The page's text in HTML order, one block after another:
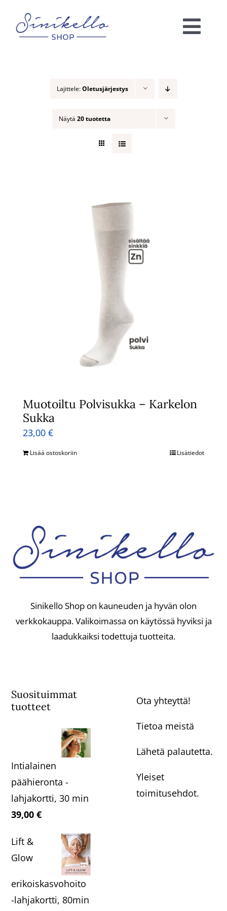
content
Lajittele:Oletusjärjestys
Näytä 20 tuotetta
Muotoiltu Polvisukka – Karkelon
Sukka
23,00 €
Lisää ostoskoriin Lisätiedot
Sinikello Shop on kauneuden ja hyvän olon
verkkokauppa. Valikoimassa on käytössä hyviksi ja
laadukkaiksi todettuja tuotteita.
Suosituimmat
tuotteet
Intialainen
päähieronta -
lahjakortti, 30 min
39,00€
Lift &
Glow
erikoiskasvohoito
-lahjakortti, 80min
Ota yhteyttä!
Tietoa meistä
Lähetä palautetta.
Yleiset
toimitusehdot.